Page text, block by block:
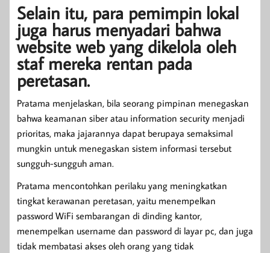
Selain itu, para pemimpin lokal
juga harus menyadari bahwa
website web yang dikelola oleh
staf mereka rentan pada
peretasan.
Pratama menjelaskan, bila seorang pimpinan menegaskan
bahwa keamanan siber atau information security menjadi
prioritas, maka jajarannya dapat berupaya semaksimal
mungkin untuk menegaskan sistem informasi tersebut
sungguh-sungguh aman.
Pratama mencontohkan perilaku yang meningkatkan
tingkat kerawanan peretasan, yaitu menempelkan
password WiFi sembarangan di dinding kantor,
menempelkan username dan password di layar pc, dan juga
tidak membatasi akses oleh orang yang tidak